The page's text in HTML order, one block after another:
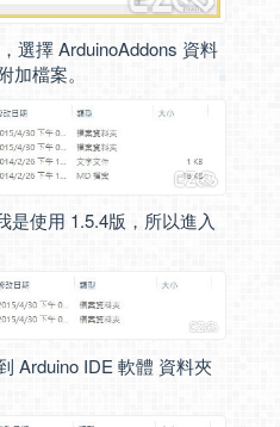
選擇 ArduinoAddons 資料
檔案。
是使用 1.5.4版，所以進入
Arduino IDE 軟體 資料夾